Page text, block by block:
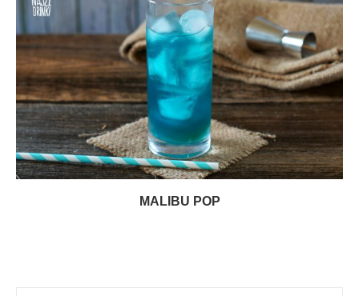
MALIBU POP